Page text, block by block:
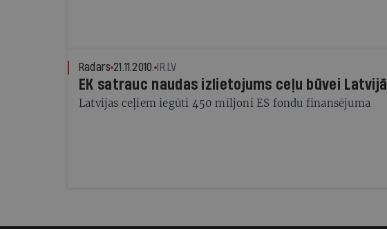
Radars 21.11.2010. IR.LV
EK satrauc naudas izlietojums ceļu būvei Latvijā
Latvijas ceļiem iegūti 450 miljoni ES fondu finansējuma